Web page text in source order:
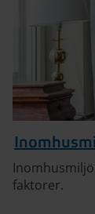
faktorer.